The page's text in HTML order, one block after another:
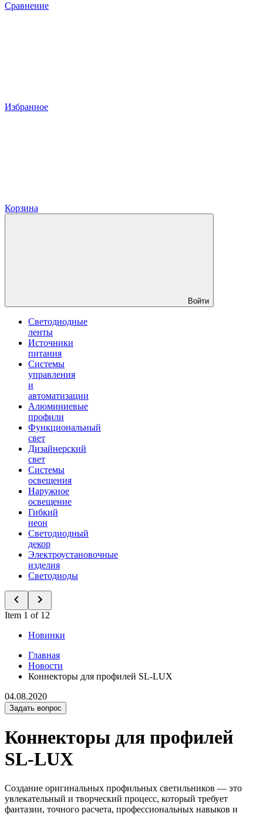
Сравнение
Избранное
Корзина
Войти
Светодиодные
ленты
Источники
питания
Системы
управления
и
автоматизации
Алюминиевые
профили
Функциональный
свет
Дизайнерский
свет
Системы
освещения
Наружное
освещение
Гибкий
неон
Светодиодный
декор
Электроустановочные
изделия
Светодиоды
Item 1 of 12
Новинки
Главная
Новости
Коннекторы для профилей SL-LUX
04.08.2020
Задать вопрос
Коннекторы для профилей
SL-LUX
Создание оригинальных профильных светильников — это
увлекательный и творческий процесс, который требует
фантазии, точного расчета, профессиональных навыков и